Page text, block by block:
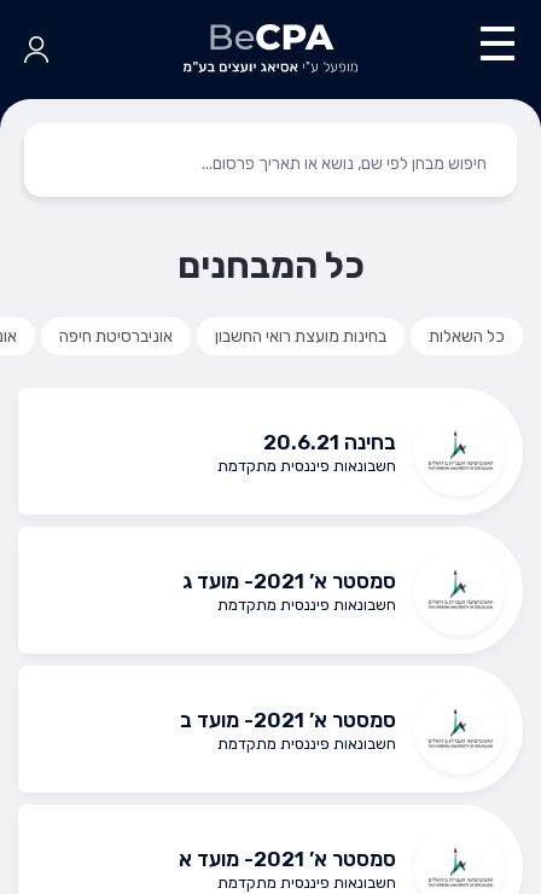
כל המבחנים
כל השאלות בחינות מועצת רואי החשבון אוניברסיטת חיפה
בחינה 20.6.21
חשבונאות פיננסית מתקדמת
סמסטר א’ 2021- מועד ג
חשבונאות פיננסית מתקדמת
סמסטר א’ 2021- מועד ב
חשבונאות פיננסית מתקדמת
סמסטר א’ 2021- מועד א
חשבונאות פיננסית מתקדמת